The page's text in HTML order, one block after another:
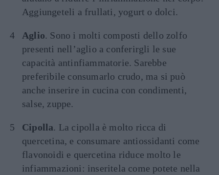
Aggiungeteli a frullati, yogurt o dolci.
Aglio. Sono i molti composti dello zolfo
presenti nell’aglio a conferirgli le sue
capacità antinfiammatorie. Sarebbe
preferibile consumarlo crudo, ma si può
anche inserire in cucina con condimenti,
salse, zuppe.
Cipolla. La cipolla è molto ricca di
quercetina, e consumare antiossidanti come
flavonoidi e quercetina riduce molto le
infiammazioni: inseritela come potete nella